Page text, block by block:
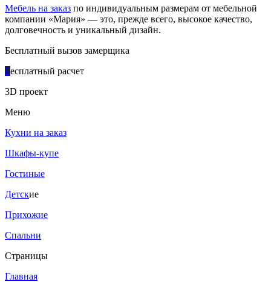
Мебель на заказ по индивидуальным размерам от мебельной
компании «Мария» — это, прежде всего, высокое качество,
долговечность и уникальный дизайн.
Бесплатный вызов замерщика
Бесплатный расчет
3D проект
Меню
Кухни на заказ
Шкафы-купе
Гостиные
Детские
Прихожие
Спальни
Страницы
Главная